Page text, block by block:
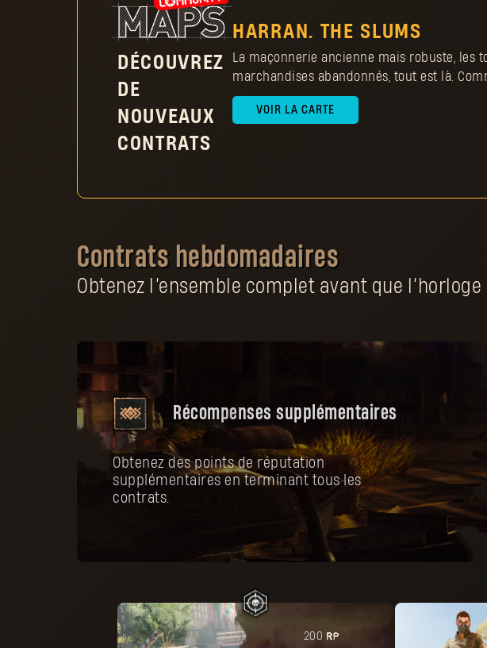
DÉCOUVREZ
DE
NOUVEAUX
CONTRATS
HARRAN. THE SLUMS
La maçonnerie ancienne mais robuste, les
marchandises abandonnés, tout est là.
VOIR LA CARTE
Contrats hebdomadaires
Obtenez l’ensemble complet avant que
Récompenses supplémentaires
Obtenez des points de réputation
supplémentaires en terminant tous les
contrats.
200 PR